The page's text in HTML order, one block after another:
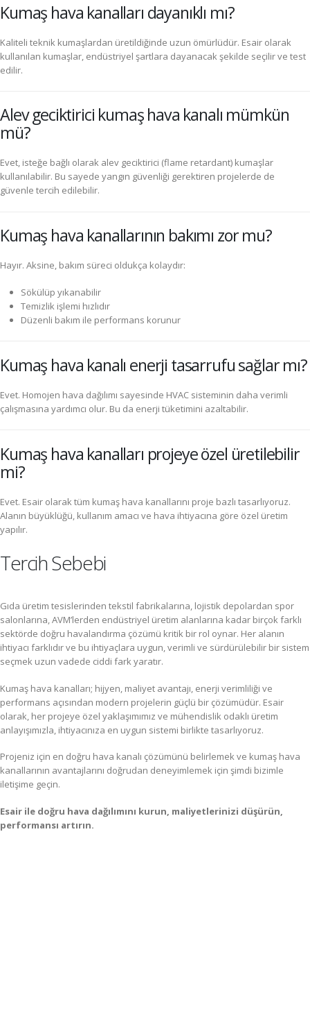
Kumaş hava kanalları dayanıklı mı?
Kaliteli teknik kumaşlardan üretildiğinde uzun ömürlüdür. Esair olarak
kullanılan kumaşlar, endüstriyel şartlara dayanacak şekilde seçilir ve test
edilir.
Alev geciktirici kumaş hava kanalı mümkün
mü?
Evet, isteğe bağlı olarak alev geciktirici (flame retardant) kumaşlar
kullanılabilir. Bu sayede yangın güvenliği gerektiren projelerde de
güvenle tercih edilebilir.
Kumaş hava kanallarının bakımı zor mu?
Hayır. Aksine, bakım süreci oldukça kolaydır:
Sökülüp yıkanabilir
Temizlik işlemi hızlıdır
Düzenli bakım ile performans korunur
Kumaş hava kanalı enerji tasarrufu sağlar mı?
Evet. Homojen hava dağılımı sayesinde HVAC sisteminin daha verimli
çalışmasına yardımcı olur. Bu da enerji tüketimini azaltabilir.
Kumaş hava kanalları projeye özel üretilebilir
mi?
Evet. Esair olarak tüm kumaş hava kanallarını proje bazlı tasarlıyoruz.
Alanın büyüklüğü, kullanım amacı ve hava ihtiyacına göre özel üretim
yapılır.
Tercih Sebebi
Gıda üretim tesislerinden tekstil fabrikalarına, lojistik depolardan spor
salonlarına, AVM’lerden endüstriyel üretim alanlarına kadar birçok farklı
sektörde doğru havalandırma çözümü kritik bir rol oynar. Her alanın
ihtiyacı farklıdır ve bu ihtiyaçlara uygun, verimli ve sürdürülebilir bir sistem
seçmek uzun vadede ciddi fark yaratır.
Kumaş hava kanalları; hijyen, maliyet avantajı, enerji verimliliği ve
performans açısından modern projelerin güçlü bir çözümüdür. Esair
olarak, her projeye özel yaklaşımımız ve mühendislik odaklı üretim
anlayışımızla, ihtiyacınıza en uygun sistemi birlikte tasarlıyoruz.
Projeniz için en doğru hava kanalı çözümünü belirlemek ve kumaş hava
kanallarının avantajlarını doğrudan deneyimlemek için şimdi bizimle
iletişime geçin.
Esair ile doğru hava dağılımını kurun, maliyetlerinizi düşürün,
performansı artırın.